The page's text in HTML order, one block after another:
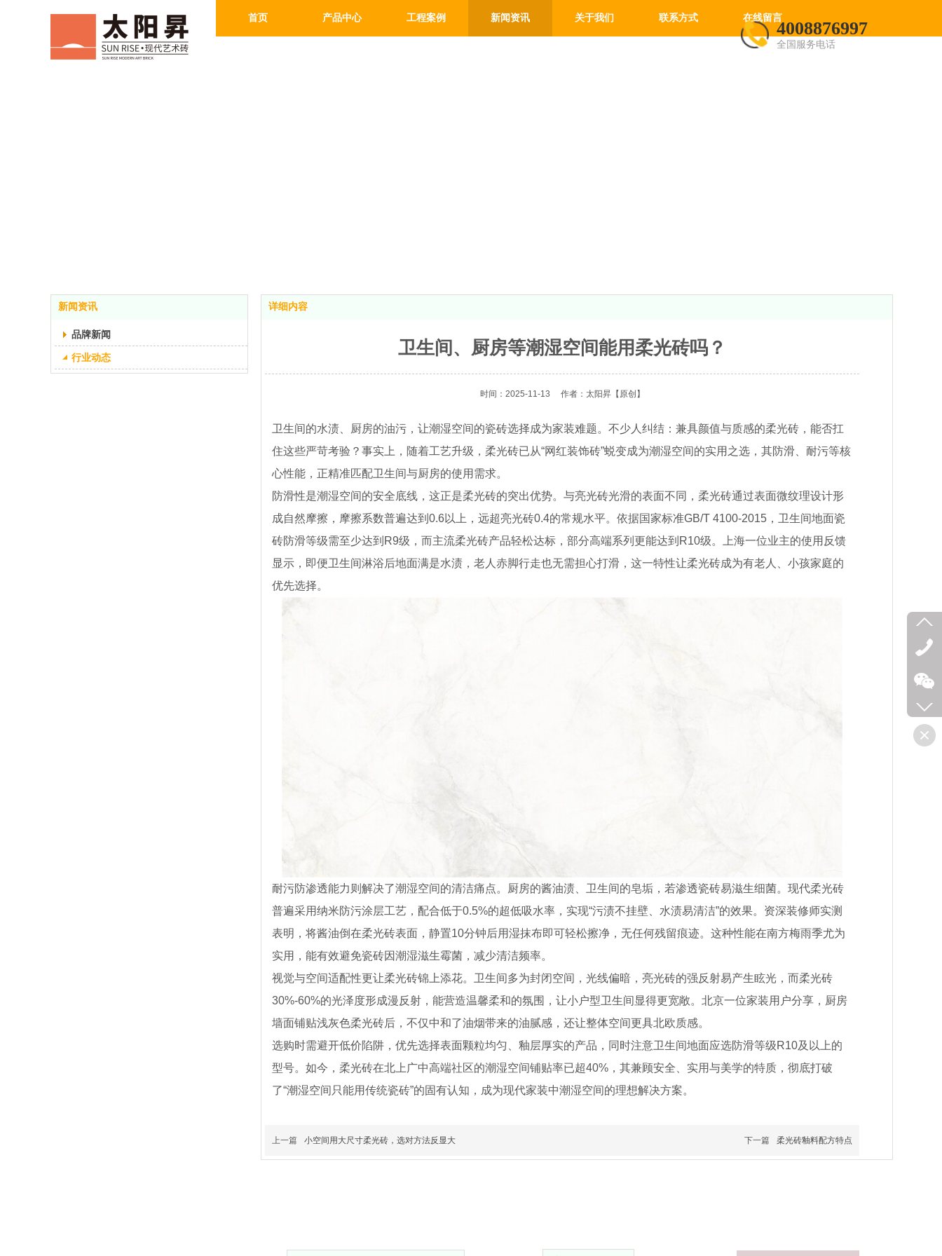
4008876997
全国服务电话
首页 产品中心 工程案例 新闻资讯 关于我们 联系方式 在线留言
新闻资讯
品牌新闻
行业动态
详细内容
卫生间、厨房等潮湿空间能用柔光砖吗？
时间：2025-11-13 作者：太阳昇【原创】
卫生间的水渍、厨房的油污，让潮湿空间的瓷砖选择成为家装难题。不少人纠结：兼具颜值与质感的柔光砖，能否扛
住这些严苛考验？事实上，随着工艺升级，柔光砖已从“网红装饰砖”蜕变成为潮湿空间的实用之选，其防滑、耐污等核
心性能，正精准匹配卫生间与厨房的使用需求。
防滑性是潮湿空间的安全底线，这正是柔光砖的突出优势。与亮光砖光滑的表面不同，柔光砖通过表面微纹理设计形
成自然摩擦，摩擦系数普遍达到0.6以上，远超亮光砖0.4的常规水平。依据国家标准GB/T 4100-2015，卫生间地面瓷
砖防滑等级需至少达到R9级，而主流柔光砖产品轻松达标，部分高端系列更能达到R10级。上海一位业主的使用反馈
显示，即便卫生间淋浴后地面满是水渍，老人赤脚行走也无需担心打滑，这一特性让柔光砖成为有老人、小孩家庭的
优先选择。
耐污防渗透能力则解决了潮湿空间的清洁痛点。厨房的酱油渍、卫生间的皂垢，若渗透瓷砖易滋生细菌。现代柔光砖
普遍采用纳米防污涂层工艺，配合低于0.5%的超低吸水率，实现“污渍不挂壁、水渍易清洁”的效果。资深装修师实测
表明，将酱油倒在柔光砖表面，静置10分钟后用湿抹布即可轻松擦净，无任何残留痕迹。这种性能在南方梅雨季尤为
实用，能有效避免瓷砖因潮湿滋生霉菌，减少清洁频率。
视觉与空间适配性更让柔光砖锦上添花。卫生间多为封闭空间，光线偏暗，亮光砖的强反射易产生眩光，而柔光砖
30%-60%的光泽度形成漫反射，能营造温馨柔和的氛围，让小户型卫生间显得更宽敞。北京一位家装用户分享，厨房
墙面铺贴浅灰色柔光砖后，不仅中和了油烟带来的油腻感，还让整体空间更具北欧质感。
选购时需避开低价陷阱，优先选择表面颗粒均匀、釉层厚实的产品，同时注意卫生间地面应选防滑等级R10及以上的
型号。如今，柔光砖在北上广中高端社区的潮湿空间铺贴率已超40%，其兼顾安全、实用与美学的特质，彻底打破
了“潮湿空间只能用传统瓷砖”的固有认知，成为现代家装中潮湿空间的理想解决方案。
上一篇 小空间用大尺寸柔光砖，选对方法反显大 下一篇 柔光砖釉料配方特点